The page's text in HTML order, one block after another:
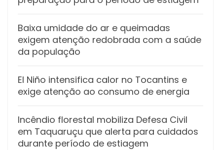
Baixa umidade do ar e queimadas
exigem atenção redobrada com a saúde
da população
El Niño intensifica calor no Tocantins e
exige atenção ao consumo de energia
Incêndio florestal mobiliza Defesa Civil
em Taquaruçu que alerta para cuidados
durante período de estiagem